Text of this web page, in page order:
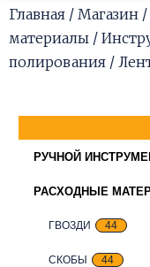
Главная / Магазин /
материалы /
полирования /
РУЧНОЙ
РАСХОДНЫЕ
ГВОЗДИ 44
СКОБЫ 44